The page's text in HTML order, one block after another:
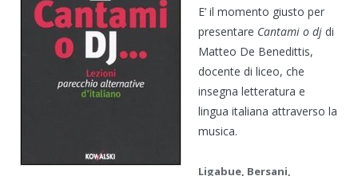
E’ il momento giusto per
presentare Cantami o dj di
Matteo De Benedittis,
docente di liceo, che
insegna letteratura e
lingua italiana attraverso la
musica.
Ligabue, Bersani,